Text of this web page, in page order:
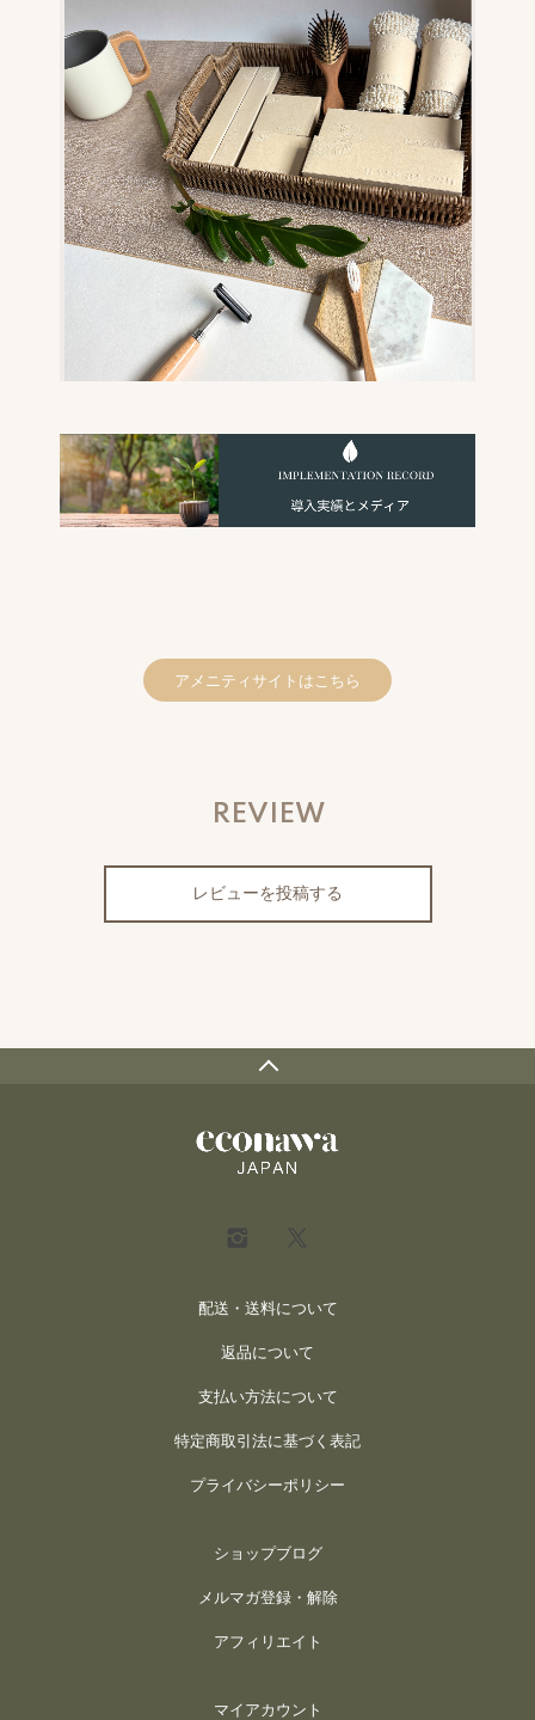
アメニティサイトはこちら
REVIEW
レビューを投稿する
配送・送料について
返品について
支払い方法について
特定商取引法に基づく表記
プライバシーポリシー
ショップブログ
メルマガ登録・解除
アフィリエイト
マイアカウント